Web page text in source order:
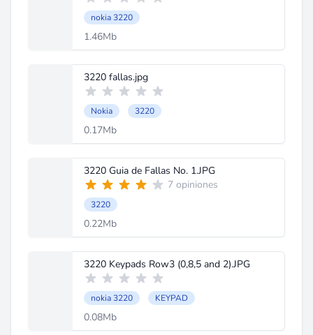
nokia 3220
1.46Mb
3220 fallas.jpg
Nokia 3220
0.17Mb
3220 Guia de Fallas No. 1.JPG
7 opiniones
3220
0.22Mb
3220 Keypads Row3 (0,8,5 and 2).JPG
nokia 3220 KEYPAD
0.08Mb